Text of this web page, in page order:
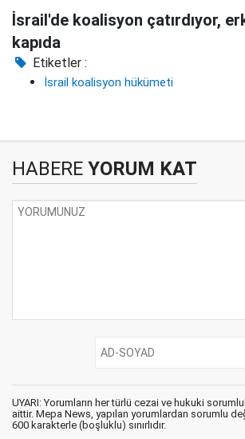
İsrail'de koalisyon çatırdıyor,
kapıda
Etiketler :
İsrail koalisyon hükümeti
HABERE YORUM KAT
UYARI: Yorumların her türlü cezai ve hukuki
aittir. Mepa News, yapılan yorumlardan sorumlu
600 karakterle (boşluklu) sınırlıdır.